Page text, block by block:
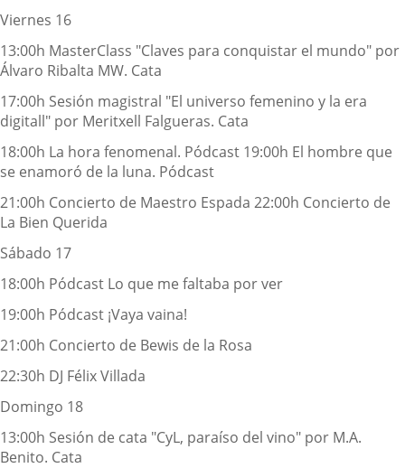
Viernes 16
13:00h MasterClass "Claves para conquistar el mundo" por
Álvaro Ribalta MW. Cata
17:00h Sesión magistral "El universo femenino y la era
digitall" por Meritxell Falgueras. Cata
18:00h La hora fenomenal. Pódcast 19:00h El hombre que
se enamoró de la luna. Pódcast
21:00h Concierto de Maestro Espada 22:00h Concierto de
La Bien Querida
Sábado 17
18:00h Pódcast Lo que me faltaba por ver
19:00h Pódcast ¡Vaya vaina!
21:00h Concierto de Bewis de la Rosa
22:30h DJ Félix Villada
Domingo 18
13:00h Sesión de cata "CyL, paraíso del vino" por M.A.
Benito. Cata